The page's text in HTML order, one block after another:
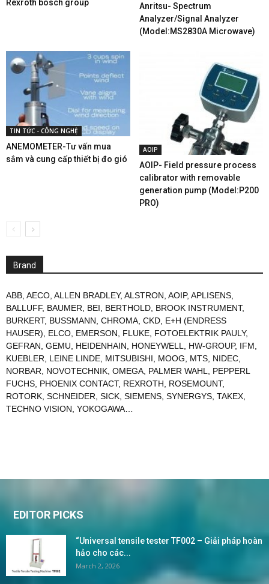
Rexroth bosch group
Anritsu- Spectrum
Analyzer/Signal Analyzer
(Model:MS2830A Microwave)
TIN TỨC - CÔNG NGHỆ
ANEMOMETER-Tư vấn mua
sắm và cung cấp thiết bị đo gió
AOIP
AOIP- Field pressure process
calibrator with removable
generation pump (Model:P200
PRO)
Brand
ABB AECO ALLEN BRADLEY, ALSTRON AOIP, APLISENS
BALLUFF, BAUMER BEI BERTHOLD BROOK INSTRUMENT,
BURKERT, BUSSMANN CHROMA CKD E+H (ENDRESS
HAUSER)
ELCO EMERSON FLUKE FOTOELEKTRIK PAULY,
GEFRAN GEMU HEIDENHAIN HONEYWELL HW-GROUP, IFM
KUEBLER
LEINE LINDE MITSUBISHI MOOG MTS NIDEC
NORBAR
NOVOTECHNIK OMEGA PALMER WAHL
PEPPERL
FUCHS PHOENIX CONTACT, REXROTH ROSEMOUNT,
ROTORK SCHNEIDER SICK SIEMENS SYNERGYS TAKEX
TECHNO VISION YOKOGAWA
EDITOR PICKS
“Universal tensile tester TF002 – Giải pháp hoàn
hảo cho các...
March 2, 2026